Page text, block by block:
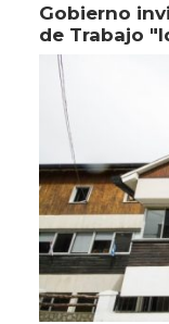
Gobierno
de Trabajo